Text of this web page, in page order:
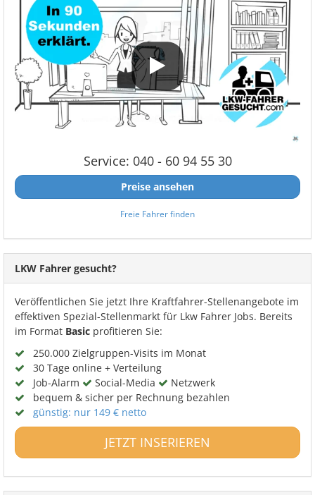
Service: 040 - 60 94 55 30
Preise ansehen
Freie Fahrer finden
LKW Fahrer gesucht?
Veröffentlichen Sie jetzt Ihre Kraftfahrer-Stellenangebote im
effektiven Spezial-Stellenmarkt für Lkw Fahrer Jobs. Bereits
im Format Basic profitieren Sie:
250.000 Zielgruppen-Visits im Monat
30 Tage online + Verteilung
Job-Alarm
Social-Media
Netzwerk
bequem & sicher per Rechnung bezahlen
günstig: nur 149 € netto
JETZT INSERIEREN